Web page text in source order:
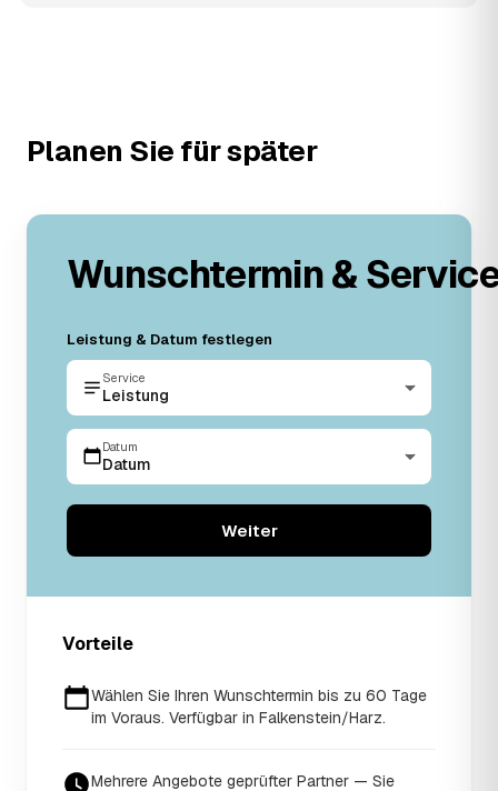
Planen Sie für später
Wunschtermin &
Leistung & Datum festlegen
Service
Leistung
Datum
Datum
Weiter
Vorteile
Wählen Sie Ihren Wunschtermin bis zu 60 Tage
im Voraus. Verfügbar in Falkenstein/Harz.
Mehrere Angebote geprüfter Partner — Sie